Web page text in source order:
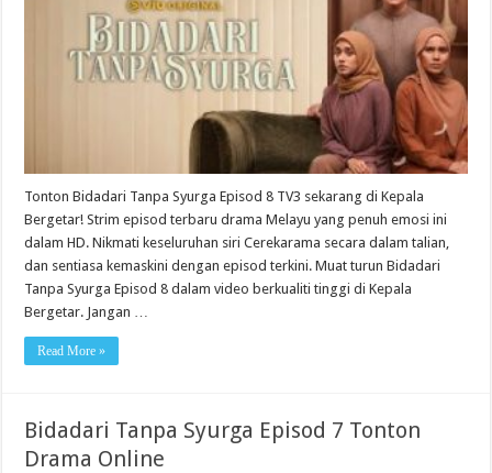
Tonton Bidadari Tanpa Syurga Episod 8 TV3 sekarang di Kepala
Bergetar! Strim episod terbaru drama Melayu yang penuh emosi ini
dalam HD. Nikmati keseluruhan siri Cerekarama secara dalam talian,
dan sentiasa kemaskini dengan episod terkini. Muat turun Bidadari
Tanpa Syurga Episod 8 dalam video berkualiti tinggi di Kepala
Bergetar. Jangan …
Read More »
Bidadari Tanpa Syurga Episod 7 Tonton
Drama Online